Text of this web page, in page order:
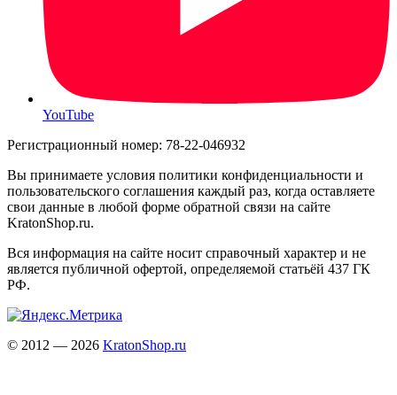
YouTube
Регистрационный номер: 78-22-046932
Вы принимаете условия политики конфиденциальности и
пользовательского соглашения каждый раз, когда оставляете
свои данные в любой форме обратной связи на сайте
KratonShop.ru.
Вся информация на сайте носит справочный характер и не
является публичной офертой, определяемой статьёй 437 ГК
РФ.
© 2012 — 2026 KratonShop.ru